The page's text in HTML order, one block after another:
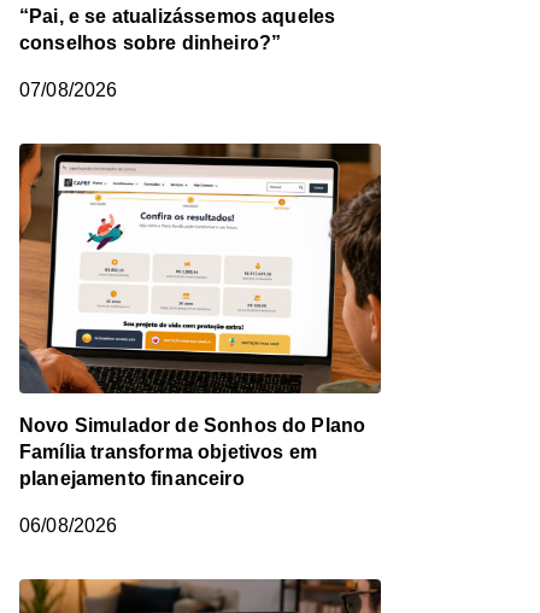
“Pai, e se atualizássemos aqueles
conselhos sobre dinheiro?”
07/08/2026
Novo Simulador de Sonhos do Plano
Família transforma objetivos em
planejamento financeiro
06/08/2026